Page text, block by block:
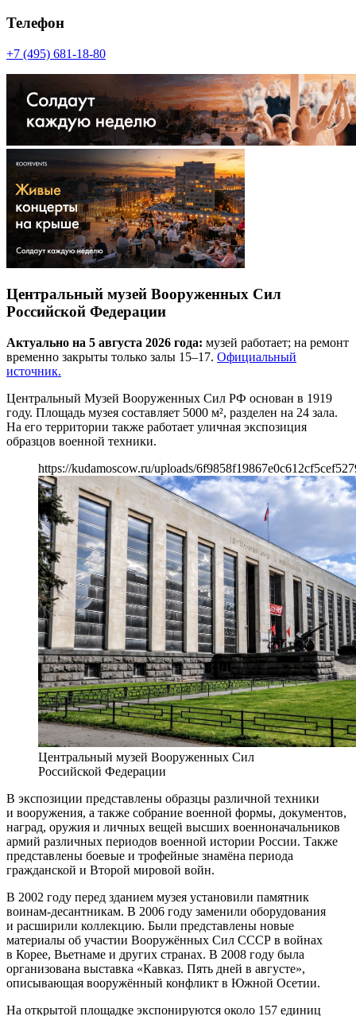
Телефон
+7 (495) 681-18-80
Центральный музей Вооруженных Сил
Российской Федерации
Актуально на 5 августа 2026 года: музей работает; на ремонт
временно закрыты только залы 15–17. Официальный
источник.
Центральный Музей Вооруженных Сил РФ основан в 1919
году. Площадь музея составляет 5000 м², разделен на 24 зала.
На его территории также работает уличная экспозиция
образцов военной техники.
https://kudamoscow.ru/uploads/
Центральный музей Вооруженных Сил
Российской Федерации
В экспозиции представлены образцы различной техники
и вооружения, а также собрание военной формы, документов,
наград, оружия и личных вещей высших военноначальников
армий различных периодов военной истории России. Также
представлены боевые и трофейные знамёна периода
гражданской и Второй мировой войн.
В 2002 году перед зданием музея установили памятник
воинам-десантникам. В 2006 году заменили оборудования
и расширили коллекцию. Были представлены новые
материалы об участии Вооружённых Сил СССР в войнах
в Корее, Вьетнаме и других странах. В 2008 году была
организована выставка «Кавказ. Пять дней в августе»,
описывающая вооружённый конфликт в Южной Осетии.
На открытой площадке экспонируются около 157 единиц